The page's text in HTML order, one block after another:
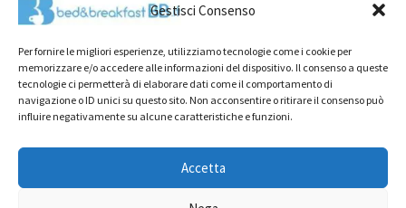
Gestisci Consenso
Per fornire le migliori esperienze, utilizziamo tecnologie come i cookie per
memorizzare e/o accedere alle informazioni del dispositivo. Il consenso a queste
tecnologie ci permetterà di elaborare dati come il comportamento di
navigazione o ID unici su questo sito. Non acconsentire o ritirare il consenso può
influire negativamente su alcune caratteristiche e funzioni.
Accetta
Tipologie di alloggio
Destinazioni
Il mio account